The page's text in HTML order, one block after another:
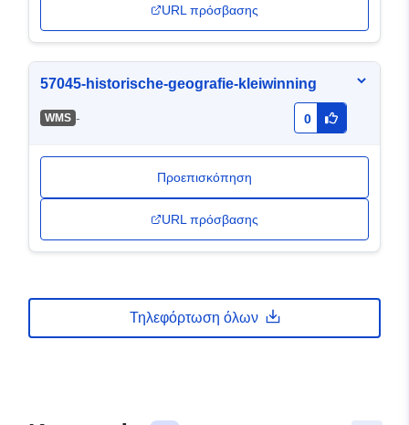
URL πρόσβασης
57045-historische-geografie-kleiwinning
WMS - 0
Προεπισκόπηση
URL πρόσβασης
Τηλεφόρτωση όλων